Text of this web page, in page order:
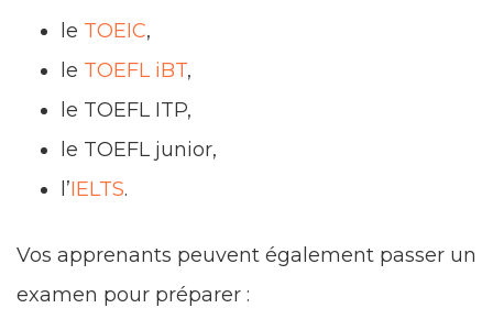
le TOEIC,
le TOEFL iBT,
le TOEFL ITP,
le TOEFL junior,
l’IELTS.
Vos apprenants peuvent également passer un
examen pour préparer :